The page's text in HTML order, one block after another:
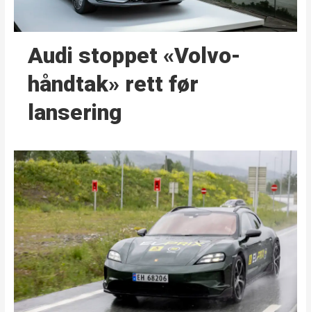
Audi stoppet «Volvo-
håndtak» rett før
lansering